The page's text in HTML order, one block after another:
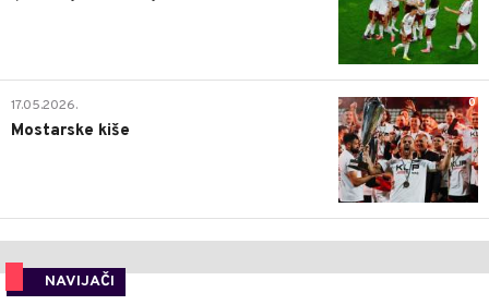
0
17.05.2026.
Mostarske kiše
NAVIJAČI